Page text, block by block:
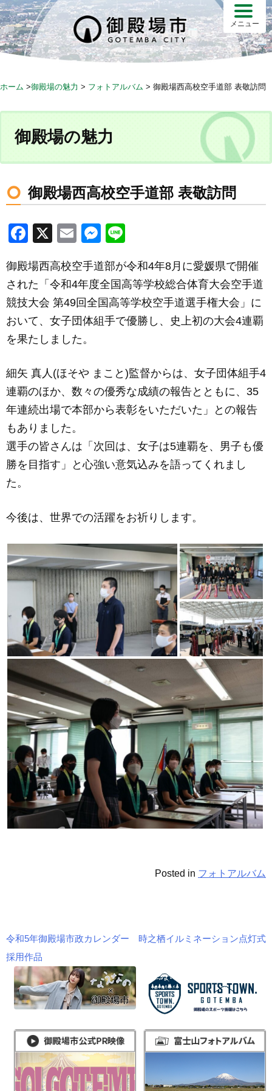
S
k
i
p
o
メニュー
ホーム >御殿場の魅力 > フォトアルバム > 御殿場西高校空手道部 表敬訪問
御殿場の魅力
御殿場西高校空手道部 表敬訪問
F
c
e
b
o
o
k
X
E
ail
M
ss
e
n
g
e
御殿場西高校空手道部が令和4年8月に愛媛県で開催
された「令和4年度全国高等学校総合体育大会空手道
競技大会 第49回全国高等学校空手道選手権大会」に
おいて、女子団体組手で優勝し、史上初の大会4連覇
を果たしました。
細矢 真人(ほそや まこと)監督からは、女子団体組手4
連覇のほか、数々の優秀な成績の報告とともに、35
年連続出場で本部から表彰をいただいた」との報告
もありました。
選手の皆さんは「次回は、女子は5連覇を、男子も優
勝を目指す」と心強い意気込みを語ってくれまし
た。
今後は、世界での活躍をお祈りします。
Posted in フォトアルバム
投
稿
ナ
ー
令和5年御殿場市政カレンダー
採用作品
時之栖イルミネーション点灯式